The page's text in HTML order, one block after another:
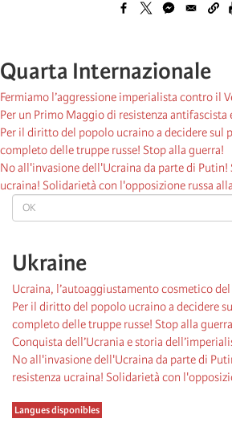
OK
Ukraine
Ucraina, l’autoaggiustamento cosmetico
Per il diritto del popolo ucraino a decidere
completo delle truppe russe! Stop alla
Conquista dell’Ucrania e storia
No all'invasione dell'Ucraina da parte di
resistenza ucraina! Solidarietà con
Langues disponibles
Quarta Internazionale
Fermiamo l’aggressione imperialista contro il
Per un Primo Maggio di resistenza
Per il diritto del popolo ucraino a decidere sul
completo delle truppe russe! Stop alla guerra!
No all'invasione dell'Ucraina da parte di Putin!
ucraina! Solidarietà con l'opposizione russa